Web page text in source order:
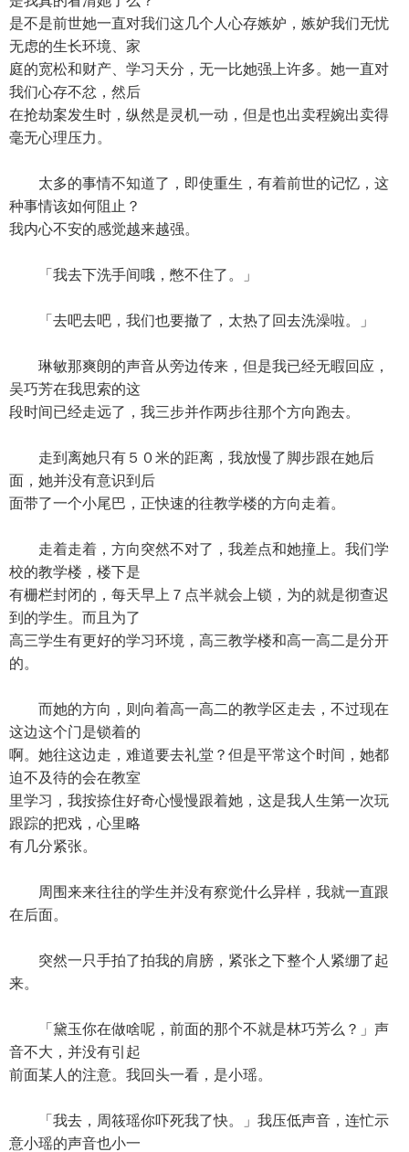
是不是前世她一直对我们这几个人心存嫉妒，嫉妒我们无忧
无虑的生长环境、家
庭的宽松和财产、学习天分，无一比她强上许多。她一直对
我们心存不忿，然后
在抢劫案发生时，纵然是灵机一动，但是也出卖程婉出卖得
毫无心理压力。
太多的事情不知道了，即使重生，有着前世的记忆，这
种事情该如何阻止？
我内心不安的感觉越来越强。
「我去下洗手间哦，憋不住了。」
「去吧去吧，我们也要撤了，太热了回去洗澡啦。」
琳敏那爽朗的声音从旁边传来，但是我已经无暇回应，
吴巧芳在我思索的这
段时间已经走远了，我三步并作两步往那个方向跑去。
走到离她只有５０米的距离，我放慢了脚步跟在她后
面，她并没有意识到后
面带了一个小尾巴，正快速的往教学楼的方向走着。
走着走着，方向突然不对了，我差点和她撞上。我们学
校的教学楼，楼下是
有栅栏封闭的，每天早上７点半就会上锁，为的就是彻查迟
到的学生。而且为了
高三学生有更好的学习环境，高三教学楼和高一高二是分开
的。
而她的方向，则向着高一高二的教学区走去，不过现在
这边这个门是锁着的
啊。她往这边走，难道要去礼堂？但是平常这个时间，她都
迫不及待的会在教室
里学习，我按捺住好奇心慢慢跟着她，这是我人生第一次玩
跟踪的把戏，心里略
有几分紧张。
周围来来往往的学生并没有察觉什么异样，我就一直跟
在后面。
突然一只手拍了拍我的肩膀，紧张之下整个人紧绷了起
来。
「黛玉你在做啥呢，前面的那个不就是林巧芳么？」声
音不大，并没有引起
前面某人的注意。我回头一看，是小瑶。
「我去，周筱瑶你吓死我了快。」我压低声音，连忙示
意小瑶的声音也小一